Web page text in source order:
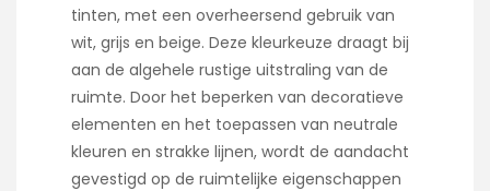
tinten, met een overheersend gebruik van
wit, grijs en beige. Deze kleurkeuze draagt bij
aan de algehele rustige uitstraling van de
ruimte. Door het beperken van decoratieve
elementen en het toepassen van neutrale
kleuren en strakke lijnen, wordt de aandacht
gevestigd op de ruimtelijke eigenschappen